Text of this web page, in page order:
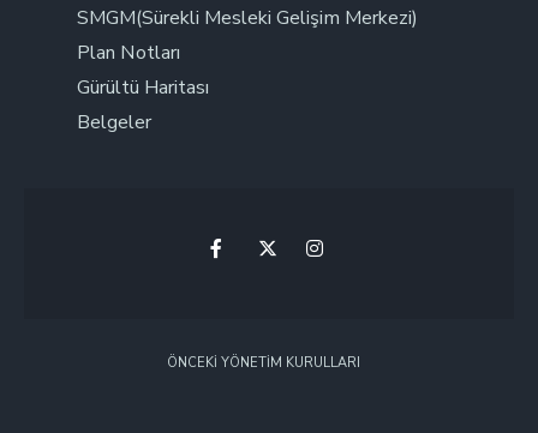
SMGM(Sürekli Mesleki Gelişim Merkezi)
Plan Notları
Gürültü Haritası
Belgeler
ÖNCEKI YÖNETIM KURULLARI